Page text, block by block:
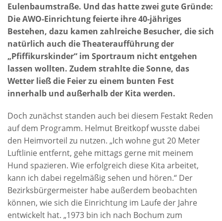
Eulenbaumstraße. Und das hatte zwei gute Gründe:
Die AWO-Einrichtung feierte ihre 40-jähriges
Bestehen, dazu kamen zahlreiche Besucher, die sich
natürlich auch die Theateraufführung der
„Pfiffikurskinder“ im Sportraum nicht entgehen
lassen wollten. Zudem strahlte die Sonne, das
Wetter ließ die Feier zu einem bunten Fest
innerhalb und außerhalb der Kita werden.
Doch zunächst standen auch bei diesem Festakt Reden
auf dem Programm. Helmut Breitkopf wusste dabei
den Heimvorteil zu nutzen. „Ich wohne gut 20 Meter
Luftlinie entfernt, gehe mittags gerne mit meinem
Hund spazieren. Wie erfolgreich diese Kita arbeitet,
kann ich dabei regelmäßig sehen und hören.“ Der
Bezirksbürgermeister habe außerdem beobachten
können, wie sich die Einrichtung im Laufe der Jahre
entwickelt hat. „1973 bin ich nach Bochum zum